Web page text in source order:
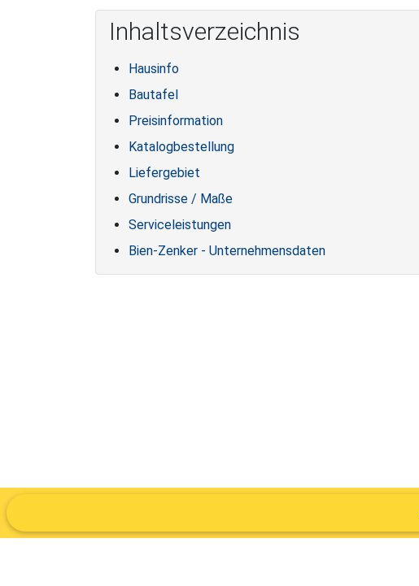
Inhaltsverzeichnis
Hausinfo
Bautafel
Preisinformation
Katalogbestellung
Liefergebiet
Grundrisse / Maße
Serviceleistungen
Bien-Zenker - Unternehmensdaten